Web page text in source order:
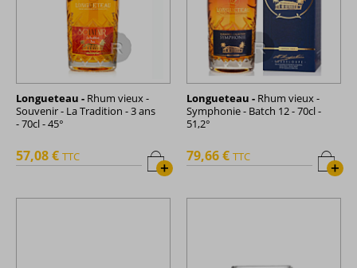
Longueteau - Rhum vieux -
Souvenir - La Tradition - 3 ans
- 70cl - 45°
+
57,08 € TTC
Longueteau - Rhum vieux -
Symphonie - Batch 12 - 70cl -
51,2°
+
79,66 € TTC